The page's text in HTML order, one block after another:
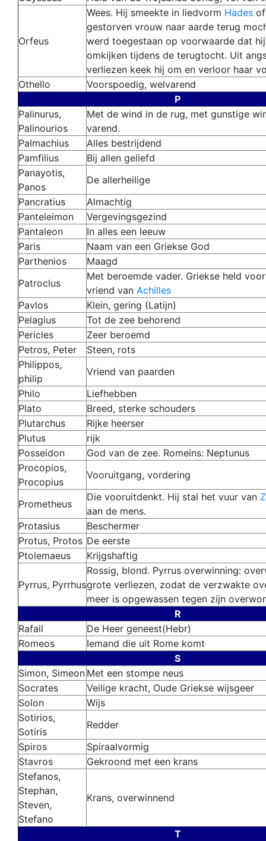
Orfeus
Wees. Hij smeekte in liedvorm Hades
gestorven vrouw naar aarde terug
werd toegestaan op voorwaarde dat
omkijken tijdens de terugtocht. Uit
verliezen keek hij om en verloor haar
Othello
Voorspoedig, welvarend
P
Palinurus,
Palinourios
Met de wind in de rug, met gunstige
varend.
Palmachius
Alles bestrijdend
Pamfilius
Bij allen geliefd
Panayotis,
Panos
De allerheilige
Pancratius
Almachtig
Panteleimon
Vergevingsgezind
Pantaleon
In alles een leeuw
Paris
Naam van een Griekse God
Parthenios
Maagd
Patroclus
Met beroemde vader. Griekse held
vriend van Achilles
Pavlos
Klein, gering (Latijn)
Pelagius
Tot de zee behorend
Pericles
Zeer beroemd
Petros, Peter
Steen, rots
Philippos,
philip
Vriend van paarden
Philo
Liefhebben
Plato
Breed, sterke schouders
Plutarchus
Rijke heerser
Plutus
rijk
Posseidon
God van de zee. Romeins: Neptunus
Procopios,
Procopius
Vooruitgang, vordering
Prometheus
Die vooruitdenkt. Hij stal het vuur van
aan de mens.
Protasius
Beschermer
Protus, Protos De eerste
Ptolemaeus
Krijgshaftig
Pyrrus, Pyrrhus
Rossig, blond. Pyrrus overwinning:
grote verliezen, zodat de verzwakte
meer is opgewassen tegen zijn
R
Rafail
De Heer geneest(Hebr)
Romeos
Iemand die uit Rome komt
S
Simon, Simeon Met een stompe neus
Socrates
Veilige kracht, Oude Griekse wijsgeer
Solon
Wijs
Sotirios,
Sotiris
Redder
Spiros
Spiraalvormig
Stavros
Gekroond met een krans
Stefanos,
Stephan,
Steven,
Stefano
Krans, overwinnend
T